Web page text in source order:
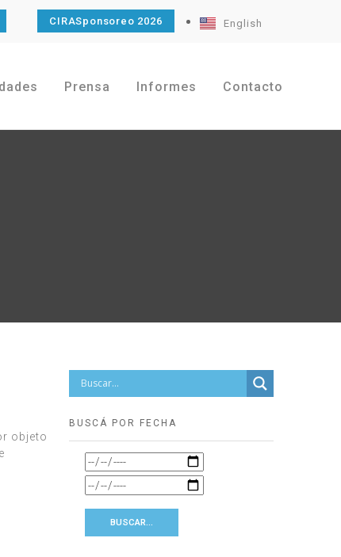
CIRASponsoreo 2026 English
Prensa Informes Contacto
objeto
BUSCÁ POR FECHA